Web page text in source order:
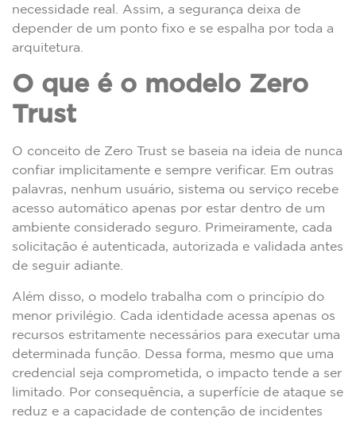
necessidade real. Assim, a segurança deixa de
depender de um ponto fixo e se espalha por toda a
arquitetura.
O que é o modelo Zero
Trust
O conceito de Zero Trust se baseia na ideia de nunca
confiar implicitamente e sempre verificar. Em outras
palavras, nenhum usuário, sistema ou serviço recebe
acesso automático apenas por estar dentro de um
ambiente considerado seguro. Primeiramente, cada
solicitação é autenticada, autorizada e validada antes
de seguir adiante.
Além disso, o modelo trabalha com o princípio do
menor privilégio. Cada identidade acessa apenas os
recursos estritamente necessários para executar uma
determinada função. Dessa forma, mesmo que uma
credencial seja comprometida, o impacto tende a ser
limitado. Por consequência, a superfície de ataque se
reduz e a capacidade de contenção de incidentes